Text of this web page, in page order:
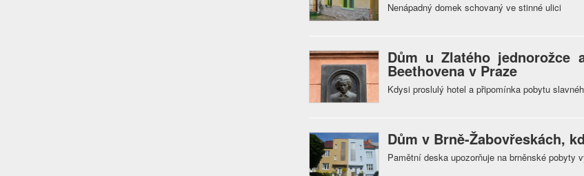
Nenápadný domek schovaný ve stinné ulici
Dům u Zlatého jednorožce
Beethovena v Praze
Kdysi proslulý hotel a připomínka pobytu
Dům v Brně-Žabovřeskách,
Pamětní deska upozorňuje na brněnské pobyty